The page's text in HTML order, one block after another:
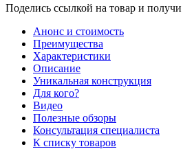
Поделись ссылкой на товар и
Анонс и стоимость
Преимущества
Характеристики
Описание
Уникальная конструкция
Для кого?
Видео
Полезные обзоры
Консультация специалиста
К списку товаров